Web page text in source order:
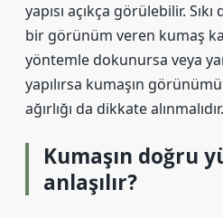
yapısı açıkça görülebilir.
bir görünüm veren kumaş
yöntemle dokunursa veya
yapılırsa kumaşın
ağırlığı da dikkate alınmalıdır.
Kumaşın doğru
anlaşılır?